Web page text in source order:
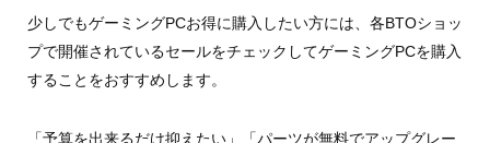
少しでもゲーミングPCお得に購入したい方には、各BTOショッ
プで開催されているセールをチェックしてゲーミングPCを購入
することをおすすめします。
「予算を出来るだけ抑えたい」「パーツが無料でアップグレー